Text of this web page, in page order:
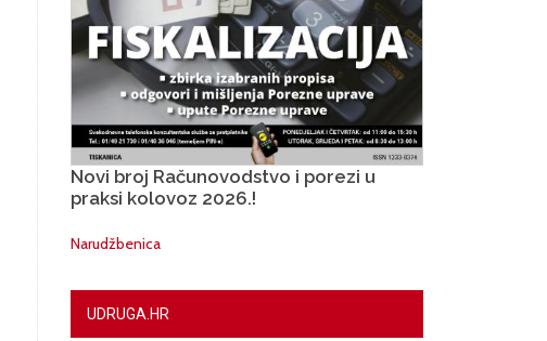
Novi broj Računovodstvo i porezi u
praksi kolovoz 2026.!
Narudžbenica
UDRUGA.HR